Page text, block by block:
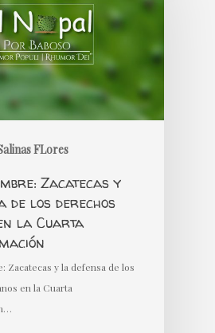
FLores
Zacatecas y
de los derechos
la Cuarta
Zacatecas y la defensa de los
en la Cuarta